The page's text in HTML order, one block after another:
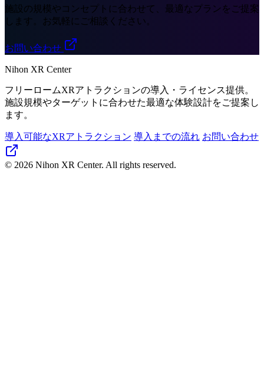
施設の規模やコンセプトに合わせて、最適なプランをご提案
します。お気軽にご相談ください。
お問い合わせ
Nihon XR Center
フリーロームXRアトラクションの導入・ライセンス提供。
施設規模やターゲットに合わせた最適な体験設計をご提案し
ます。
導入可能なXRアトラクション 導入までの流れ お問い合わせ
© 2026 Nihon XR Center. All rights reserved.